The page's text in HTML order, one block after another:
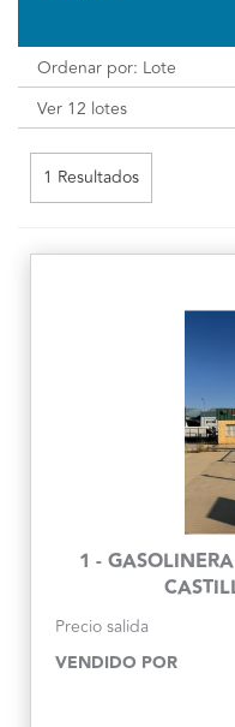
1 Resultados
1 -
Precio salida
VENDIDO POR